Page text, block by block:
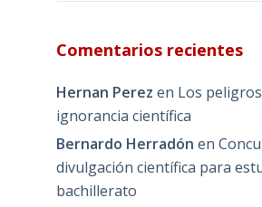
Comentarios recientes
Hernan Perez en Los
ignorancia científica
Bernardo Herradón en
divulgación científica para
bachillerato